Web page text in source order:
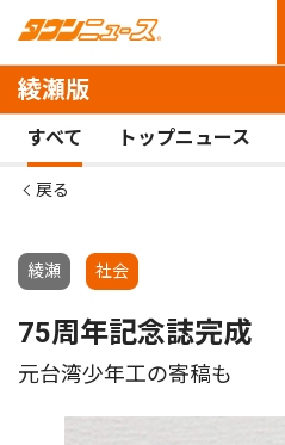
綾瀬版
すべて トップニュース
戻る
綾瀬 社会
75周年記念誌完成
元台湾少年工の寄稿も